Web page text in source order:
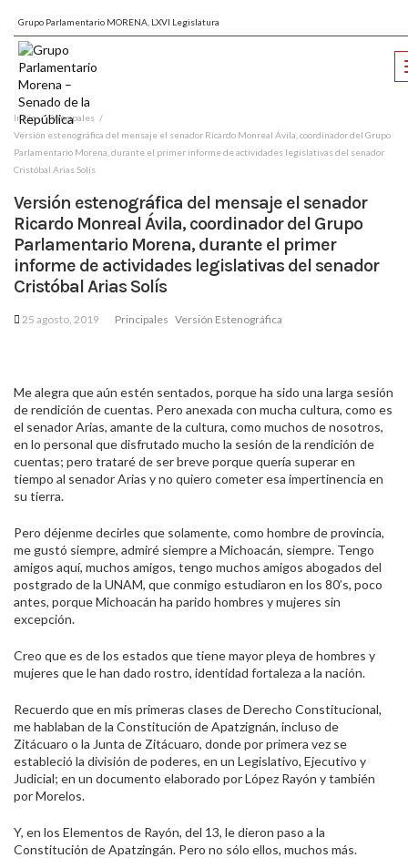
Grupo Parlamentario MORENA, LXVI Legislatura
Inicio
Principales
Versión estenográfica del mensaje el senador Ricardo Monreal Ávila, coordinador del Grupo
Parlamentario Morena, durante el primer informe de actividades legislativas del senador
Cristóbal Arias Solís
Versión estenográfica del mensaje el senador
Ricardo Monreal Ávila, coordinador del Grupo
Parlamentario Morena, durante el primer
informe de actividades legislativas del senador
Cristóbal Arias Solís
25 agosto, 2019 Principales Versión Estenográfica
Me alegra que aún estén sentados, porque ha sido una larga sesión
de rendición de cuentas. Pero anexada con mucha cultura, como es
el senador Arias, amante de la cultura, como muchos de nosotros,
en lo personal que disfrutado mucho la sesión de la rendición de
cuentas; pero trataré de ser breve porque quería superar en
tiempo al senador Arias y no quiero cometer esa impertinencia en
su tierra.
Pero déjenme decirles que solamente, como hombre de provincia,
me gustó siempre, admiré siempre a Michoacán, siempre. Tengo
amigos aquí, muchos amigos, tengo muchos amigos abogados del
postgrado de la UNAM, que conmigo estudiaron en los 80’s, poco
antes, porque Michoacán ha parido hombres y mujeres sin
excepción.
Creo que es de los estados que tiene mayor pleya de hombres y
mujeres que le han dado rostro, identidad fortaleza a la nación.
Recuerdo que en mis primeras clases de Derecho Constitucional,
me hablaban de la Constitución de Apatzignán, incluso de
Zitácuaro o la Junta de Zitácuaro, donde por primera vez se
estableció la división de poderes, en un Legislativo, Ejecutivo y
Judicial; en un documento elaborado por López Rayón y también
por Morelos.
Y, en los Elementos de Rayón, del 13, le dieron paso a la
Constitución de Apatzingán. Pero no sólo ellos, muchos más.